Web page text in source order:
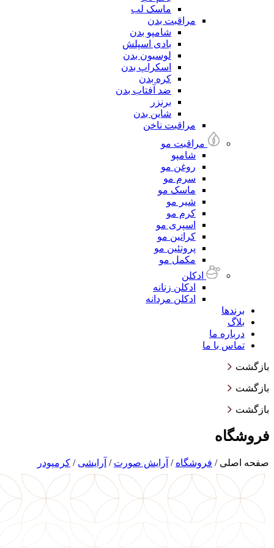
ماسک لب
مراقبت بدن
شامپو بدن
بادی اسپلش
لوسیون بدن
اسکراپ بدن
کره بدن
ضد آفتاب بدن
برنزر
شاین بدن
مراقبت ناخن
مراقبت مو
شامپو
روغن مو
سرم مو
ماسک مو
شیر مو
کرم مو
اسپری مو
کراتین مو
پروتئین مو
مکمل مو
ادکلن
ادکلن زنانه
ادکلن مردانه
برندها
بلاگ
درباره ما
تماس با ما
بازگشت
بازگشت
بازگشت
فروشگاه
صفحه اصلی / فروشگاه / آرایش صورت / آرایشی / کرمپودر